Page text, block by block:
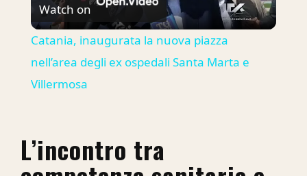
Video
Watch on
Catania, inaugurata la nuova piazza
nell’area degli ex ospedali Santa Marta e
Villermosa
L’incontro tra